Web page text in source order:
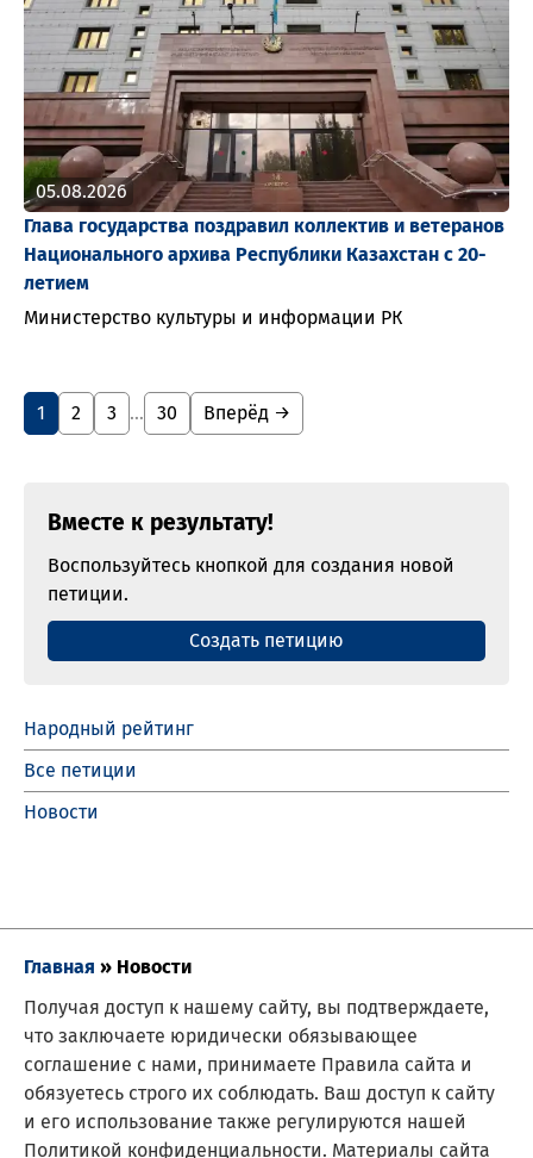
05.08.2026
Глава государства поздравил коллектив и ветеранов
Национального архива Республики Казахстан с 20-
летием
Министерство культуры и информации РК
1 2 3 … 30 Вперёд →
Вместе к результату!
Воспользуйтесь кнопкой для создания новой
петиции.
Создать петицию
Народный рейтинг
Все петиции
Новости
Главная » Новости
Получая доступ к нашему сайту, вы подтверждаете,
что заключаете юридически обязывающее
соглашение с нами, принимаете Правила сайта и
обязуетесь строго их соблюдать. Ваш доступ к сайту
и его использование также регулируются нашей
Политикой конфиденциальности. Материалы сайта